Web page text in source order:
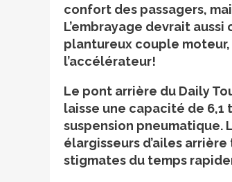
confort des passagers,
L’embrayage devrait
plantureux couple moteur,
l’accélérateur!
Le pont arrière du Daily
laisse une capacité de 6,1
suspension pneumatique.
élargisseurs d’ailes
stigmates du temps